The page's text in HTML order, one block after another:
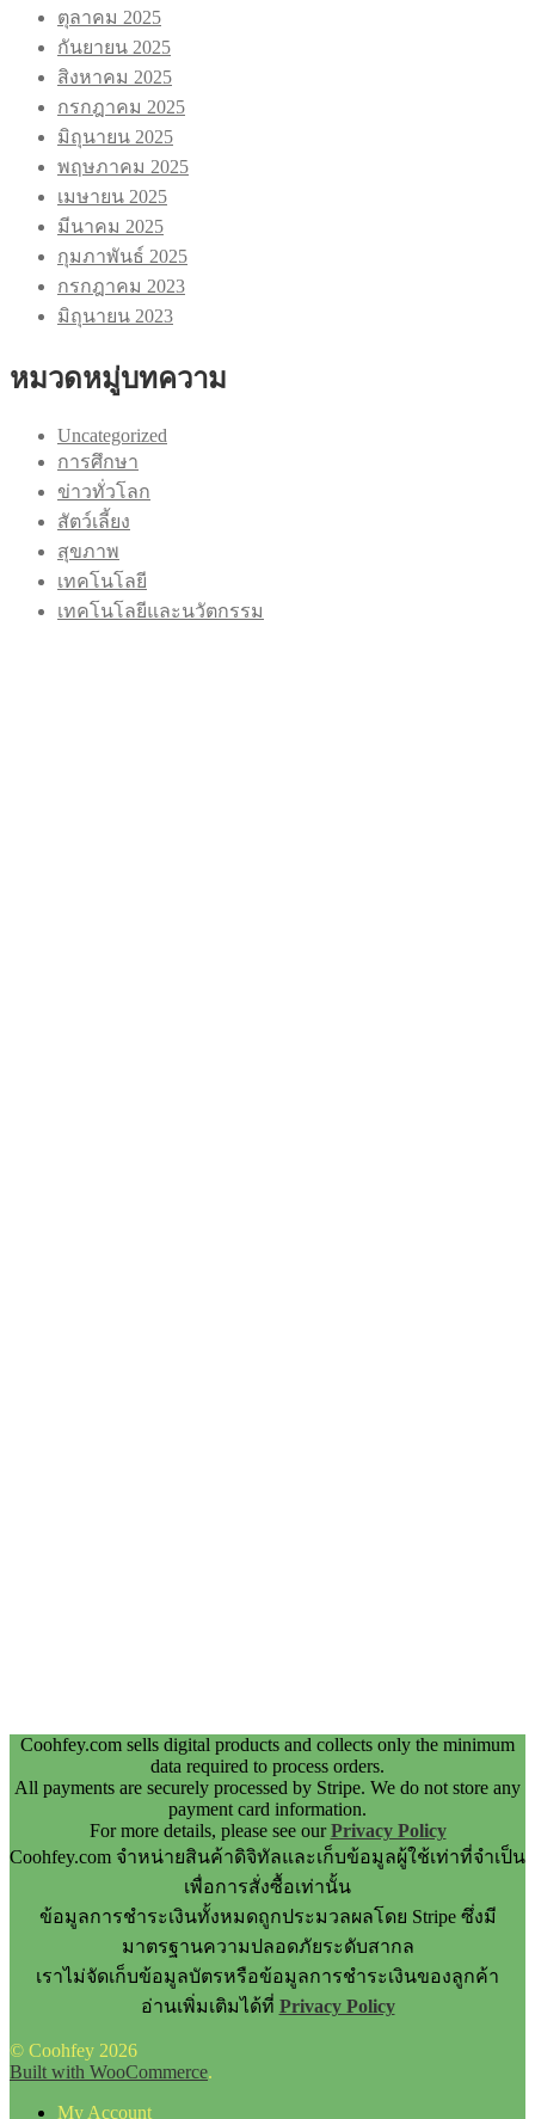
ตุลาคม 2025
กันยายน 2025
สิงหาคม 2025
กรกฎาคม 2025
มิถุนายน 2025
พฤษภาคม 2025
เมษายน 2025
มีนาคม 2025
กุมภาพันธ์ 2025
กรกฎาคม 2023
มิถุนายน 2023
หมวดหมู่บทความ
Uncategorized
การศึกษา
ข่าวทั่วโลก
สัตว์เลี้ยง
สุขภาพ
เทคโนโลยี
เทคโนโลยีและนวัตกรรม
Coohfey.com sells digital products and collects only the minimum
data required to process orders.
All payments are securely processed by Stripe. We do not store any
payment card information.
For more details, please see ourPrivacy Policy
Coohfey.com จำหน่ายสินค้าดิจิทัลและเก็บข้อมูลผู้ใช้เท่าที่จำเป็น
เพื่อการสั่งซื้อเท่านั้น
ข้อมูลการชำระเงินทั้งหมดถูกประมวลผลโดย Stripe ซึ่งมี
มาตรฐานความปลอดภัยระดับสากล
เราไม่จัดเก็บข้อมูลบัตรหรือข้อมูลการชำระเงินของลูกค้า
อ่านเพิ่มเติมได้ที่ Privacy Policy
© Coohfey 2026
Built with WooCommerce.
My Account